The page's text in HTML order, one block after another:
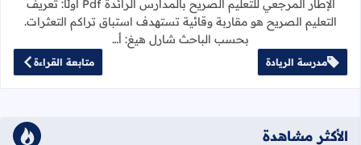
الإطار المرجعي للتعليم الصريح بالمدارس الرائدة Pdf أولًا: تعريف
التعليم الصريح هو مقاربة وقائية تستهدف استباق تراكم التعثرات.
بحسب الباحث شارل هيغ: أ…
مدرسة الريادة متابعة القراءة
الأكثر مشاهدة